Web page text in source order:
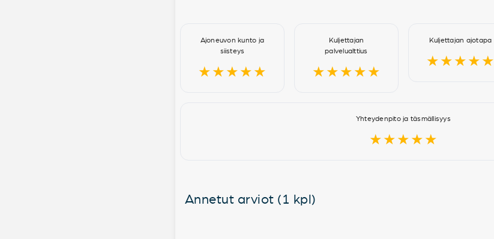
Ajoneuvon kunto ja
siisteys
★★★★★
Kuljettajan
palvelualttius
★★★★★
Kuljettajan ajotapa
★★★★★
Yhteydenpito ja täsmällisyys
★★★★★
Annetut arviot (1 kpl)